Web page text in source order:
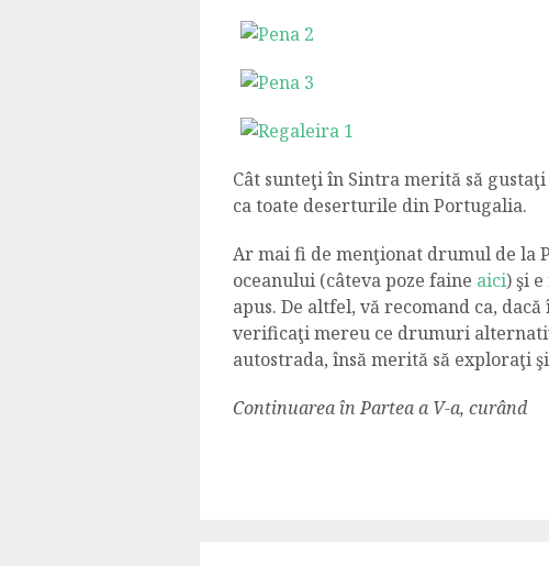
Cât sunteţi în Sintra merită să gustaţi
ca toate deserturile din Portugalia.
Ar mai fi de menţionat drumul de la
oceanului (câteva poze faine aici) şi
apus. De altfel, vă recomand ca,
verificaţi mereu ce drumuri
autostrada, însă merită să exploraţi
Continuarea în Partea a V-a, curând